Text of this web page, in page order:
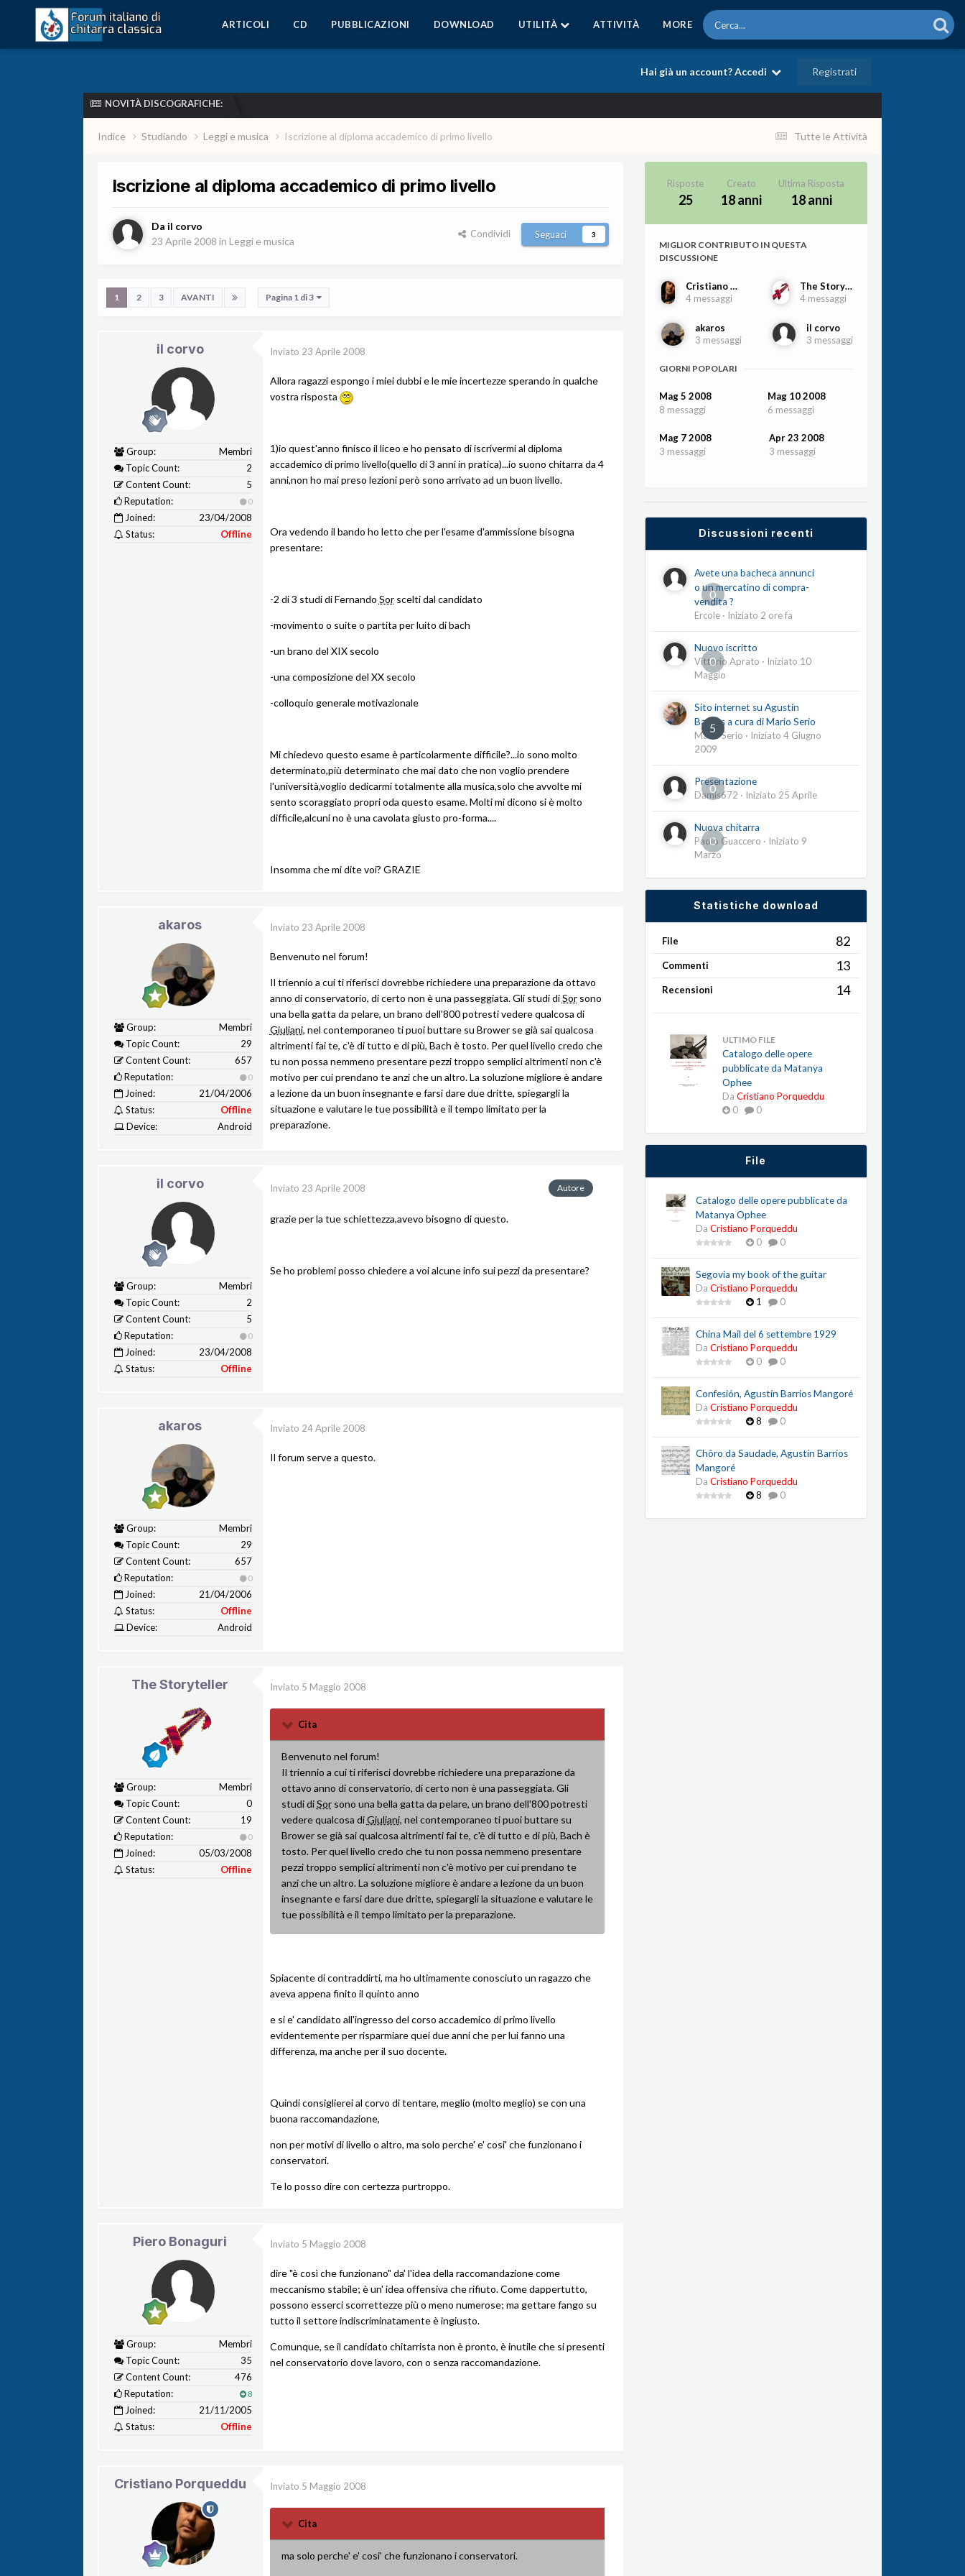
ARTICOLI CD PUBBLICAZIONI DOWNLOAD UTILITÀ ATTIVITÀ MORE
Hai già un account? Accedi Registrati
NOVITÀ DISCOGRAFICHE:
Tutte le Attività
Indice Studiando Leggi e musica Iscrizione al diploma accademico di primo livello
Iscrizione al diploma accademico di primo livello
Da il corvo
23 Aprile 2008 in Leggi e musica
Condividi Seguaci 3
1 2 3 AVANTI Pagina 1 di 3
il corvo
Group:
Membri
Topic Count:
2
Content Count:
5
Reputation:
0
Joined:
23/04/2008
Status:
Offline
Inviato 23 Aprile 2008
Allora ragazzi espongo i miei dubbi e le mie incertezze sperando in qualche
vostra risposta
1)io quest'anno finisco il liceo e ho pensato di iscrivermi al diploma
accademico di primo livello(quello di 3 anni in pratica)...io suono chitarra da 4
anni,non ho mai preso lezioni però sono arrivato ad un buon livello.
Ora vedendo il bando ho letto che per l'esame d'ammissione bisogna
presentare:
-2 di 3 studi di Fernando Sorscelti dal candidato
-movimento o suite o partita per luito di bach
-un brano del XIX secolo
-una composizione del XX secolo
-colloquio generale motivazionale
Mi chiedevo questo esame è particolarmente difficile?...io sono molto
determinato,più determinato che mai dato che non voglio prendere
l'università,voglio dedicarmi totalmente alla musica,solo che avvolte mi
sento scoraggiato propri oda questo esame. Molti mi dicono si è molto
difficile,alcuni no è una cavolata giusto pro-forma....
Insomma che mi dite voi? GRAZIE
akaros
Group:
Membri
Topic Count:
29
Content Count:
657
Reputation:
0
Joined:
21/04/2006
Status:
Offline
Device:
Android
Inviato 23 Aprile 2008
Benvenuto nel forum!
Il triennio a cui ti riferisci dovrebbe richiedere una preparazione da ottavo
anno di conservatorio, di certo non è una passeggiata. Gli studi diSorsono
una bella gatta da pelare, un brano dell'800 potresti vedere qualcosa di
Giuliani, nel contemporaneo ti puoi buttare su Brower se già sai qualcosa
altrimenti fai te, c'è di tutto e di più, Bach è tosto. Per quel livello credo che
tu non possa nemmeno presentare pezzi troppo semplici altrimenti non c'è
motivo per cui prendano te anzi che un altro. La soluzione migliore è andare
a lezione da un buon insegnante e farsi dare due dritte, spiegargli la
situazione e valutare le tue possibilità e il tempo limitato per la
preparazione.
il corvo
Group:
Membri
Topic Count:
2
Content Count:
5
Reputation:
0
Joined:
23/04/2008
Status:
Offline
Autore
Inviato 23 Aprile 2008
grazie per la tue schiettezza,avevo bisogno di questo.
Se ho problemi posso chiedere a voi alcune info sui pezzi da presentare?
akaros
Group:
Membri
Topic Count:
29
Content Count:
657
Reputation:
0
Joined:
21/04/2006
Status:
Offline
Device:
Android
Inviato 24 Aprile 2008
Il forum serve a questo.
The Storyteller
Group:
Membri
Topic Count:
0
Content Count:
19
Reputation:
0
Joined:
05/03/2008
Status:
Offline
Inviato 5 Maggio 2008
Cita
Benvenuto nel forum!
Il triennio a cui ti riferisci dovrebbe richiedere una preparazione da
ottavo anno di conservatorio, di certo non è una passeggiata. Gli
studi diSorsono una bella gatta da pelare, un brano dell'800 potresti
vedere qualcosa diGiuliani, nel contemporaneo ti puoi buttare su
Brower se già sai qualcosa altrimenti fai te, c'è di tutto e di più, Bach è
tosto. Per quel livello credo che tu non possa nemmeno presentare
pezzi troppo semplici altrimenti non c'è motivo per cui prendano te
anzi che un altro. La soluzione migliore è andare a lezione da un buon
insegnante e farsi dare due dritte, spiegargli la situazione e valutare le
tue possibilità e il tempo limitato per la preparazione.
Spiacente di contraddirti, ma ho ultimamente conosciuto un ragazzo che
aveva appena finito il quinto anno
e si e' candidato all'ingresso del corso accademico di primo livello
evidentemente per risparmiare quei due anni che per lui fanno una
differenza, ma anche per il suo docente.
Quindi consiglierei al corvo di tentare, meglio (molto meglio) se con una
buona raccomandazione,
non per motivi di livello o altro, ma solo perche' e' cosi' che funzionano i
conservatori.
Te lo posso dire con certezza purtroppo.
Piero Bonaguri
Group:
Membri
Topic Count:
35
Content Count:
476
Reputation:
8
Joined:
21/11/2005
Status:
Offline
Inviato 5 Maggio 2008
dire "è così che funzionano" da' l'idea della raccomandazione come
meccanismo stabile; è un' idea offensiva che rifiuto. Come dappertutto,
possono esserci scorrettezze più o meno numerose; ma gettare fango su
tutto il settore indiscriminatamente è ingiusto.
Comunque, se il candidato chitarrista non è pronto, è inutile che si presenti
nel conservatorio dove lavoro, con o senza raccomandazione.
Cristiano Porqueddu Inviato 5 Maggio 2008
Cita
ma solo perche' e' cosi' che funzionano i conservatori.
Risposte
25
Creato
18 anni
Ultima Risposta
18 anni
MIGLIOR CONTRIBUTO IN QUESTA
DISCUSSIONE
Cristiano Porqueddu
4 messaggi
The Storyteller
4 messaggi
akaros
3 messaggi
il corvo
3 messaggi
GIORNI POPOLARI
Mag 5 2008
8 messaggi
Mag 10 2008
6 messaggi
Mag 7 2008
3 messaggi
Apr 23 2008
3 messaggi
Discussioni recenti
0
Avete una bacheca annunci
o un mercatino di compra-
vendita ?
Ercole· Iniziato 2 ore fa
0
Nuovo iscritto
Vittorio Aprato · Iniziato 10
Maggio
5
Sito internet su Agustín
Barrios a cura di Mario Serio
Mario Serio · Iniziato 4 Giugno
2009
0
Presentazione
Damis672 · Iniziato 25 Aprile
0
Nuova chitarra
Paolo Guaccero · Iniziato 9
Marzo
Statistiche download
File 82
Commenti 13
Recensioni 14
ULTIMO FILE
Catalogo delle opere
pubblicate da Matanya
Ophee
Da Cristiano Porqueddu
0
0
File
Catalogo delle opere pubblicate da
Matanya Ophee
Da Cristiano Porqueddu
0
0
Segovia my book of the guitar
Da Cristiano Porqueddu
1
0
China Mail del 6 settembre 1929
Da Cristiano Porqueddu
0
0
Confesión, Agustín Barrios Mangoré
Da Cristiano Porqueddu
8
0
Chôro da Saudade, Agustín Barrios
Mangoré
Da Cristiano Porqueddu
8
0